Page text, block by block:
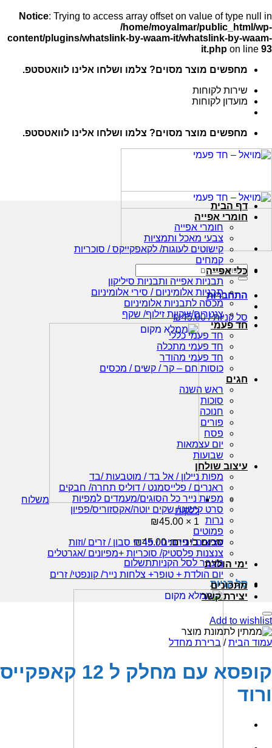
Notice: Trying to access array offset on value of type null in
/home/moyalmar/public_html/wp-
content/plugins/whatslink-by-waam-it/whatslink-by-waam-
it.php on line 93
מחפשים מוצר מסוים? צלמו ושלחו אלינו לוואטסטפ.
שירות לקוחות
מועדון לקוחות
מחפשים מוצר מסוים? צלמו ושלחו אלינו לוואטסטפ.
חיפוש
עבור:
התחברות
סל קניות / ₪45.00
משלוח
ללקוח
1 ×
₪45.00
סכום ביניים:
₪45.00
מעבר לסל הקניותתשלום
סל קניות
דף הבית
חומרי אפייה
חומרי אפייה
צבעי מאכל ותמציות
קישוטים לעוגות/ לקאפקייקס / סוכריות
קמחים
כלי אפייה
תבניות אפייה ותבניות סיליקון
תבניות אלומיניום / סירי אלומיניום
מכסה לתבניות אלומיניום
צנטרים/שקיות זילוף/ שקף
חד פעמי
חד פעמי כללי
חד פעמי מתכלה
חד פעמי מהודר
כוסות חם – קר / קשים / מכסים
חגים
ראש השנה
סוכות
חנוכה
פורים
פסח
יום עצמאות
שבועות
עיצוב שולחן
מפות ניילון / אל בד / מוטבעות /בד
ראנרים / פלייסמנט / דוליס תחרה/ חבקים
מפיות נייר כל הסוגים/מעמדים למפיות
סרט קישוט/ שקים יוטה/אקסזוריס/פפיון
נרות
פמוטים
עציצים / פרחים / פרחי סבון / זרים /וזות
צנצנות פלסטיק/ סוכריות +מפיונים /אגרטלים
ימי הולדת
יום הולדת + טופר+ צלחות נייר/ קונפטי/ זרים
מתכונים
יצירת קשר
Add to wishlist
עמוד הבית / ברירת מחדל
קופסא עם מחלק ל 12 קאפקייס
ורוד